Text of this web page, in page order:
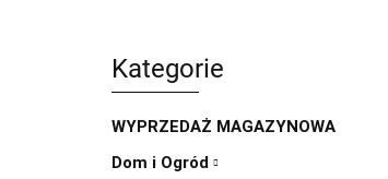
Kategorie
WYPRZEDAŻ MAGAZYNOWA
Dom i Ogród